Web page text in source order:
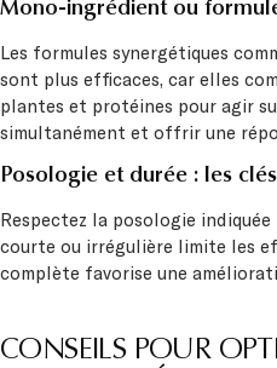
Mono-ingrédient ou
Les formules synergétiques
sont plus efficaces, car elles
plantes et protéines pour agir
simultanément et offrir une
Posologie et durée : les
Respectez la posologie
courte ou irrégulière limite les
complète favorise une
CONSEILS POUR